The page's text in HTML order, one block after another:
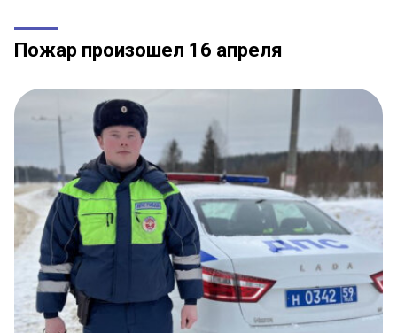
Пожар произошел 16 апреля